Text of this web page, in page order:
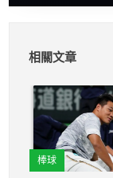
相關文章
棒球